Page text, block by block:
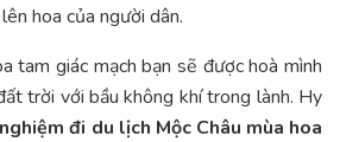
hoa của người dân.
tam giác mạch bạn sẽ được hoà mình
trời với bầu không khí trong lành. Hy
đi du lịch Mộc Châu mùa hoa